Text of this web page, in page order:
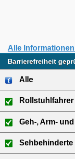
Alle
Barrierefreiheit
Alle
Rollstuhlfahrer
Geh-, Arm-
Sehbehinderte